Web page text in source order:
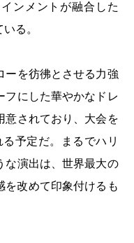
ンメントが融合した
る。
ーを彷彿とさせる力強
フにした華やかなドレ
意されており、大会を
予定だ。まるでハリ
な演出は、世界最大の
を改めて印象付けるも